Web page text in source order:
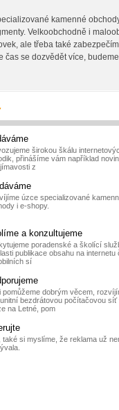
kamenné
Velkoobchodně i
ale třeba také
čas se dozvědět více,
širokou škálu
přinášíme vám například
z
úzce specializované
i e-shopy.
a konzultujeme
poradenské a školící
publikace obsahu na internetu
sí
pomůžeme dobrým věcem,
bezdrátovou počítačovou síť
na Letné, pom
také si myslíme, že reklama už